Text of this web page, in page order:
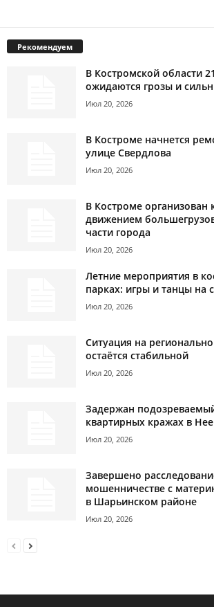
Рекомендуем
В Костромской области
ожидаются грозы и
Июл 20, 2026
В Костроме начнется
улице Свердлова
Июл 20, 2026
В Костроме организован
движением
части города
Июл 20, 2026
Летние мероприятия в
парках: игры и танцы на
Июл 20, 2026
Ситуация на
остаётся стабильной
Июл 20, 2026
Задержан
квартирных кражах в Нее
Июл 20, 2026
Завершено
мошенничестве с
в Шарьинском районе
Июл 20, 2026